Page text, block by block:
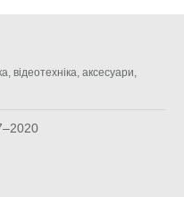
відеотехніка, аксесуари,